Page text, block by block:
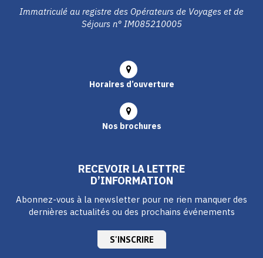
Immatriculé au registre des Opérateurs de Voyages et de
Séjours n° IM085210005
Horaires d’ouverture
Nos brochures
RECEVOIR LA LETTRE
D’INFORMATION
Abonnez-vous à la newsletter pour ne rien manquer des
dernières actualités ou des prochains événements
S'INSCRIRE